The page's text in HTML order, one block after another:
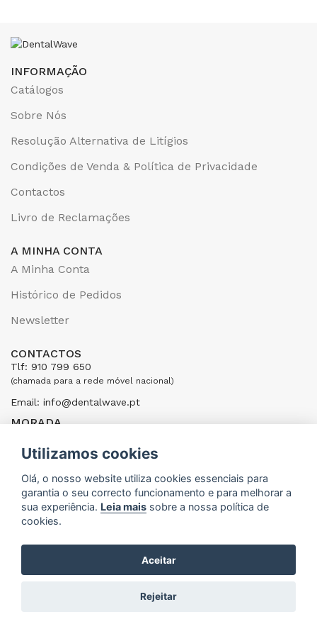
INFORMAÇÃO
Catálogos
Sobre Nós
Resolução Alternativa de Litígios
Condições de Venda & Política de Privacidade
Contactos
Livro de Reclamações
A MINHA CONTA
A Minha Conta
Histórico de Pedidos
Newsletter
CONTACTOS
Tlf: 910 799 650
(chamada para a rede móvel nacional)
Email: info@dentalwave.pt
MORADA
Portugal
ENVIAR UMA MENSAGEM
DentalWave © 2015 - 2026
Utilizamos cookies
Olá, o nosso website utiliza cookies essenciais para
garantia o seu correcto funcionamento e para melhorar a
sua experiência. Leia mais sobre a nossa política de
cookies.
Aceitar
Rejeitar